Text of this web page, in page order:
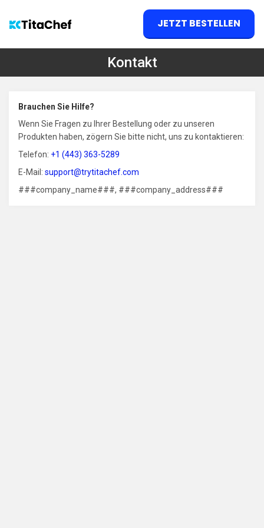
JETZT BESTELLEN
Kontakt
Brauchen Sie Hilfe?
Wenn Sie Fragen zu Ihrer Bestellung oder zu unseren
Produkten haben, zögern Sie bitte nicht, uns zu kontaktieren:
Telefon: +1 (443) 363-5289
E-Mail: support@trytitachef.com
###company_name###, ###company_address###